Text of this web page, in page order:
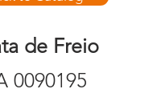
de Freio
0090195